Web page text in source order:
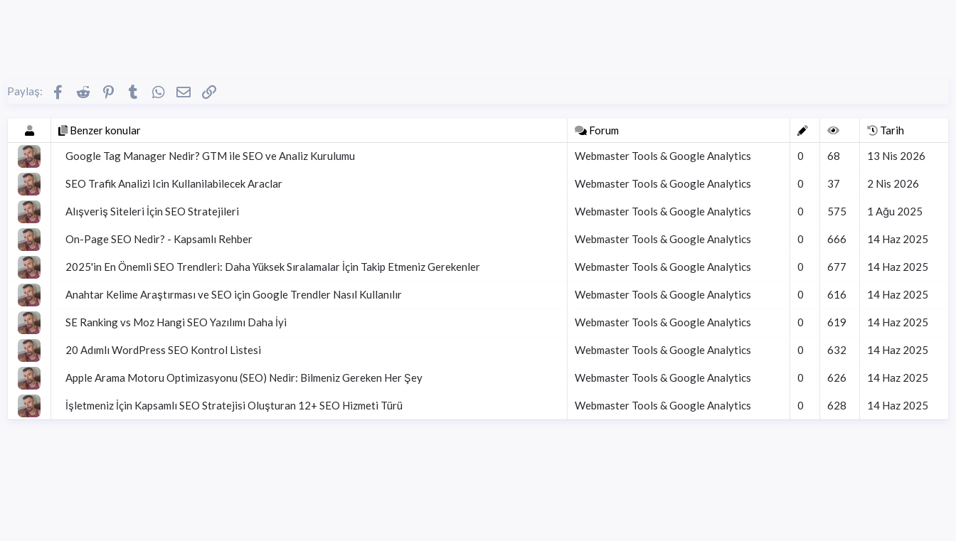
Paylaş: Facebook
Reddit Pinterest
Tumblr WhatsApp
E-posta
Benzer konular Forum
Tarih
Google Tag Manager Nedir? GTM ile SEO ve Analiz Kurulumu
Webmaster Tools & Google Analytics 0 68 13 Nis 2026
SEO Trafik Analizi Icin Kullanilabilecek Araclar Webmaster Tools & Google Analytics 0 37 2 Nis 2026
Alışveriş Siteleri İçin SEO Stratejileri Webmaster Tools & Google Analytics 0 575 1 Ağu 2025
On-Page SEO Nedir? - Kapsamlı Rehber Webmaster Tools & Google Analytics 0 666 14 Haz 2025
2025'in En Önemli SEO Trendleri: Daha Yüksek Sıralamalar İçin Takip Etmeniz Gerekenler Webmaster Tools & Google Analytics 0 677 14 Haz 2025
Anahtar Kelime Araştırması ve SEO için Google Trendler Nasıl Kullanılır Webmaster Tools & Google Analytics 0 616 14 Haz 2025
SE Ranking vs Moz Hangi SEO Yazılımı Daha İyi Webmaster Tools & Google Analytics 0 619 14 Haz 2025
20 Adımlı WordPress SEO Kontrol Listesi Webmaster Tools & Google Analytics 0 632 14 Haz 2025
Apple Arama Motoru Optimizasyonu (SEO) Nedir: Bilmeniz Gereken Her Şey Webmaster Tools & Google Analytics 0 626 14 Haz 2025
İşletmeniz İçin Kapsamlı SEO Stratejisi Oluşturan 12+ SEO Hizmeti Türü Webmaster Tools & Google Analytics 0 628 14 Haz 2025